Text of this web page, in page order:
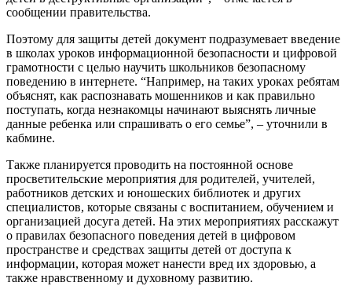
сообщении правительства.
Поэтому для защиты детей документ подразумевает введение
в школах уроков информационной безопасности и цифровой
грамотности с целью научить школьников безопасному
поведению в интернете. “Например, на таких уроках ребятам
объяснят, как распознавать мошенников и как правильно
поступать, когда незнакомцы начинают выяснять личные
данные ребенка или спрашивать о его семье”, – уточнили в
кабмине.
Также планируется проводить на постоянной основе
просветительские мероприятия для родителей, учителей,
работников детских и юношеских библиотек и других
специалистов, которые связаны с воспитанием, обучением и
организацией досуга детей. На этих мероприятиях расскажут
о правилах безопасного поведения детей в цифровом
пространстве и средствах защиты детей от доступа к
информации, которая может нанести вред их здоровью, а
также нравственному и духовному развитию.